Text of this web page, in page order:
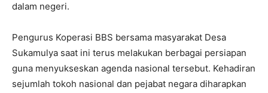
dalam negeri.
Pengurus Koperasi BBS bersama masyarakat Desa
Sukamulya saat ini terus melakukan berbagai persiapan
guna menyukseskan agenda nasional tersebut. Kehadiran
sejumlah tokoh nasional dan pejabat negara diharapkan